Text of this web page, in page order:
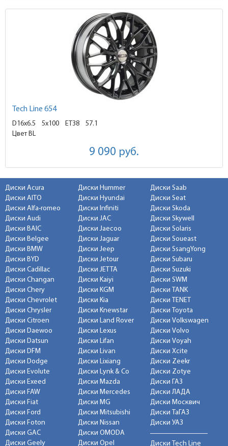
Tech Line 654
D16x6.5 5x100 ET38
57.1
Цвет BL
9 090 руб.
Диски Acura
Диски AITO
Диски Alfa-romeo
Диски Audi
Диски BAIC
Диски Belgee
Диски BMW
Диски BYD
Диски Cadillac
Диски Changan
Диски Chery
Диски Chevrolet
Диски Chrysler
Диски Citroen
Диски Daewoo
Диски Datsun
Диски DFM
Диски Dodge
Диски Evolute
Диски Exeed
Диски FAW
Диски Fiat
Диски Ford
Диски Foton
Диски GAC
Диски Geely
Диски Hummer
Диски Hyundai
Диски Infiniti
Диски JAC
Диски Jaecoo
Диски Jaguar
Диски Jeep
Диски Jetour
Диски JETTA
Диски Kaiyi
Диски KGM
Диски Kia
Диски Knewstar
Диски Land Rover
Диски Lexus
Диски Lifan
Диски Livan
Диски Lixiang
Диски Lynk & Co
Диски Mazda
Диски Mercedes
Диски MG
Диски Mitsubishi
Диски Nissan
Диски OMODA
Диски Opel
Диски Saab
Диски Seat
Диски Skoda
Диски Skywell
Диски Solaris
Диски Soueast
Диски SsangYong
Диски Subaru
Диски Suzuki
Диски SWM
Диски TANK
Диски TENET
Диски Toyota
Диски Volkswagen
Диски Volvo
Диски Voyah
Диски Xcite
Диски Zeekr
Диски Zotye
Диски ГАЗ
Диски ЛАДА
Диски Москвич
Диски ТаГАЗ
Диски УАЗ
Диски Tech Line